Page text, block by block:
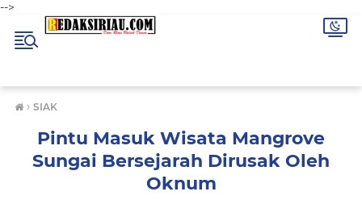
-->
› SIAK
Pintu Masuk Wisata Mangrove
Sungai Bersejarah Dirusak Oleh
Oknum